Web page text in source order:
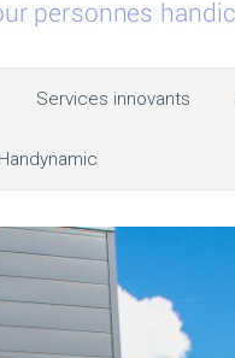
Services innovants